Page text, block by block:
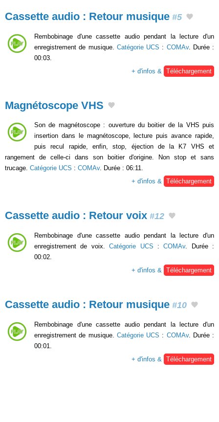
Cassette audio : Retour musique #5
Rembobinage d'une cassette audio pendant la lecture d'un
enregistrement de musique. Catégorie UCS : COMAv. Durée :
00:03.
+ d'infos &
Téléchargement
Magnétoscope VHS
Son de magnétoscope : ouverture du boitier de la VHS puis
insertion dans le magnétoscope, lecture puis avance rapide,
puis recul rapide, enfin, stop, éjection de la K7 VHS et
rangement de celle-ci dans son boitier d'origine. Non stop et sans
trucage. Catégorie UCS : COMAv. Durée : 06:11.
+ d'infos & Téléchargement
Cassette audio : Retour voix #12
Rembobinage d'une cassette audio pendant la lecture d'un
enregistrement de voix.Catégorie UCS :COMAv. Durée :
00:02.
+ d'infos &
Téléchargement
Cassette audio : Retour musique #10
Rembobinage d'une cassette audio pendant la lecture d'un
enregistrement de musique. Catégorie UCS : COMAv. Durée :
00:01.
+ d'infos &
Téléchargement